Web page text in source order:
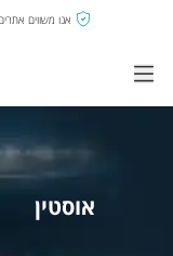
אנו משווים
אוסטין